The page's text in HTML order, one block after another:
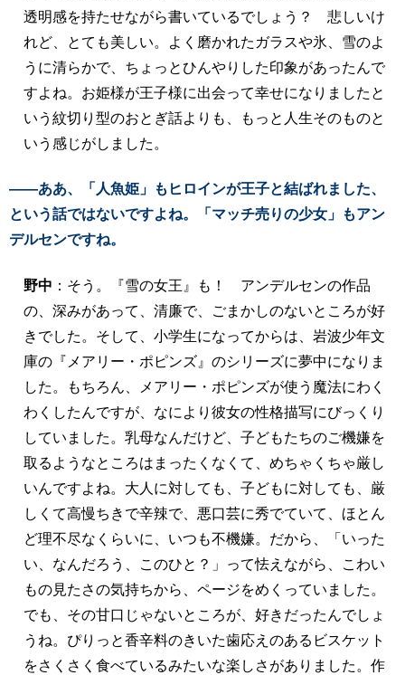
透明感を持たせながら書いているでしょう？ 悲しいけ
れど、とても美しい。よく磨かれたガラスや氷、雪のよ
うに清らかで、ちょっとひんやりした印象があったんで
すよね。お姫様が王子様に出会って幸せになりましたと
いう紋切り型のおとぎ話よりも、もっと人生そのものと
いう感じがしました。
――ああ、「人魚姫」もヒロインが王子と結ばれました、
という話ではないですよね。「マッチ売りの少女」もアン
デルセンですね。
野中 ：そう。『雪の女王』も！ アンデルセンの作品
の、深みがあって、清廉で、ごまかしのないところが好
きでした。そして、小学生になってからは、岩波少年文
庫の『メアリー・ポピンズ』のシリーズに夢中になりま
した。もちろん、メアリー・ポピンズが使う魔法にわく
わくしたんですが、なにより彼女の性格描写にびっくり
していました。乳母なんだけど、子どもたちのご機嫌を
取るようなところはまったくなくて、めちゃくちゃ厳し
いんですよね。大人に対しても、子どもに対しても、厳
しくて高慢ちきで辛辣で、悪口芸に秀でていて、ほとん
ど理不尽なくらいに、いつも不機嫌。だから、「いった
い、なんだろう、このひと？」って怯えながら、こわい
もの見たさの気持ちから、ページをめくっていました。
でも、その甘口じゃないところが、好きだったんでしょ
うね。ぴりっと香辛料のきいた歯応えのあるビスケット
をさくさく食べているみたいな楽しさがありました。作